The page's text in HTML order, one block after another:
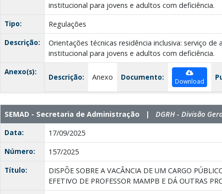
institucional para jovens e adultos com deficiência.
Tipo:
Regulações
Descrição:
Orientações técnicas residência inclusiva: serviço de
institucional para jovens e adultos com deficiência.
Anexo(s):
Descrição: Anexo Documento: Download
SEMAD - Secretaria de Administração | DGRH - Divisão
Data:
17/09/2025
Número:
157/2025
Título:
DISPÕE SOBRE A VACÂNCIA DE UM CARGO
EFETIVO DE PROFESSOR MAMPB E DÁ OUTRAS